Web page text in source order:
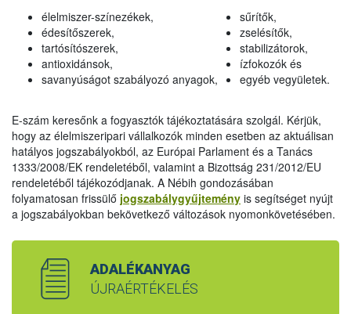
élelmiszer-színezékek,
édesítőszerek,
tartósítószerek,
antioxidánsok,
savanyúságot szabályozó anyagok,
sűrítők,
zselésítők,
stabilizátorok,
ízfokozók és
egyéb vegyületek.
E-szám keresőnk a fogyasztók tájékoztatására szolgál. Kérjük,
hogy az élelmiszeripari vállalkozók minden esetben az aktuálisan
hatályos jogszabályokból, az Európai Parlament és a Tanács
1333/2008/EK rendeletéből, valamint a Bizottság 231/2012/EU
rendeletéből tájékozódjanak. A Nébih gondozásában
folyamatosan frissülő jogszabálygyűjtemény is segítséget nyújt
a jogszabályokban bekövetkező változások nyomonkövetésében.
ADALÉKANYAG
ÚJRAÉRTÉKELÉS